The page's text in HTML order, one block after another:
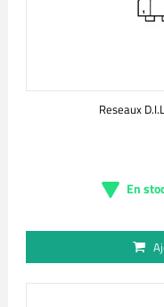
Reseaux
En